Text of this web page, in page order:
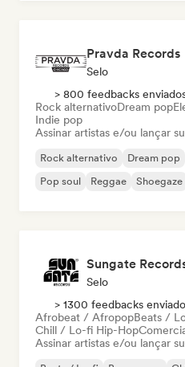
Pravda Records
Selo
> 800 feedbacks
Rock alternativoDream pop
Indie pop
Assinar artistas e/ou lançar
Rock alternativo Dream pop
Pop soul
Reggae Shoegaze
Sungate
Selo
> 1300 feedbacks
Afrobeat / AfropopBeats /
Chill / Lo-fi Hip-Hop
Assinar artistas e/ou lançar